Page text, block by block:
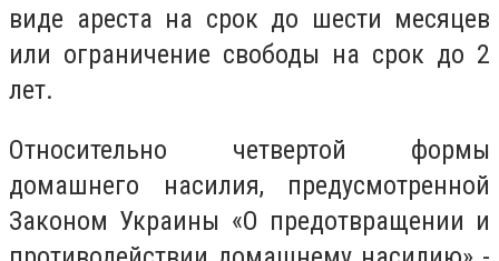
виде ареста на срок до шести месяцев
или ограничение свободы на срок до 2
лет.
Относительно четвертой формы
домашнего насилия, предусмотренной
Законом Украины «О предотвращении и